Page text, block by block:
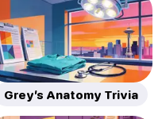
Grey’s Anatomy Trivia